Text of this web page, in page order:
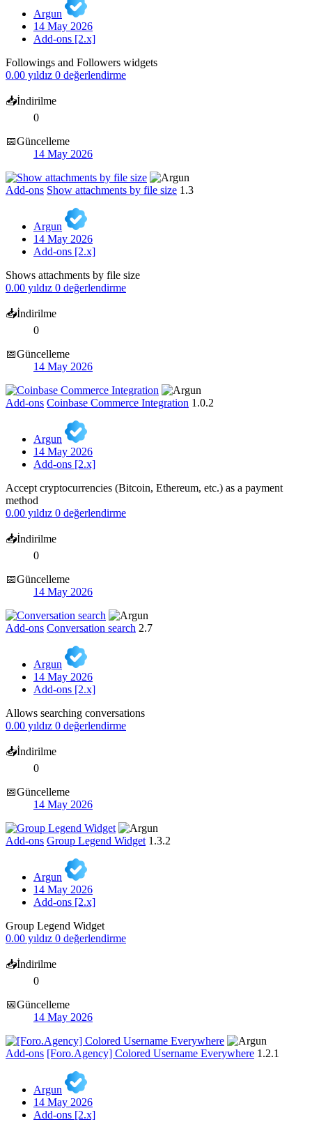
Argun
14 May 2026
Add-ons [2.x]
Followings and Followers widgets
0.00 yıldız 0 değerlendirme
📥İndirilme
0
📅Güncelleme
14 May 2026
Add-ons Show attachments by file size 1.3
Argun
14 May 2026
Add-ons [2.x]
Shows attachments by file size
0.00 yıldız 0 değerlendirme
📥İndirilme
0
📅Güncelleme
14 May 2026
Add-ons Coinbase Commerce Integration 1.0.2
Argun
14 May 2026
Add-ons [2.x]
Accept cryptocurrencies (Bitcoin, Ethereum, etc.) as a payment
method
0.00 yıldız 0 değerlendirme
📥İndirilme
0
📅Güncelleme
14 May 2026
Add-ons Conversation search 2.7
Argun
14 May 2026
Add-ons [2.x]
Allows searching conversations
0.00 yıldız 0 değerlendirme
📥İndirilme
0
📅Güncelleme
14 May 2026
Add-ons Group Legend Widget 1.3.2
Argun
14 May 2026
Add-ons [2.x]
Group Legend Widget
0.00 yıldız 0 değerlendirme
📥İndirilme
0
📅Güncelleme
14 May 2026
Add-ons [Foro.Agency] Colored Username Everywhere 1.2.1
Argun
14 May 2026
Add-ons [2.x]